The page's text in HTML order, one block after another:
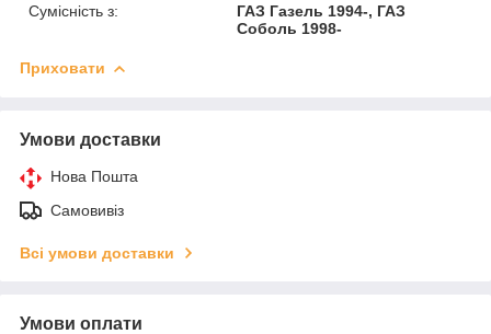
Сумісність з:
ГАЗ Газель 1994-, ГАЗ
Соболь 1998-
Приховати
Умови доставки
Нова Пошта
Самовивіз
Всі умови доставки
Умови оплати